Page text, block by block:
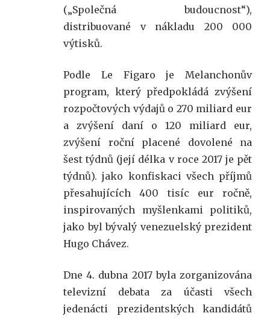
(„Společná budoucnost“),
distribuované v nákladu 200 000
výtisků.
Podle Le Figaro je Melanchonův
program, který předpokládá zvýšení
rozpočtových výdajů o 270 miliard eur
a zvýšení daní o 120 miliard eur,
zvýšení roční placené dovolené na
šest týdnů (její délka v roce 2017 je pět
týdnů). jako konfiskaci všech příjmů
přesahujících 400 tisíc eur ročně,
inspirovaných myšlenkami politiků,
jako byl bývalý venezuelský prezident
Hugo Chávez.
Dne 4. dubna 2017 byla zorganizována
televizní debata za účasti všech
jedenácti prezidentských kandidátů